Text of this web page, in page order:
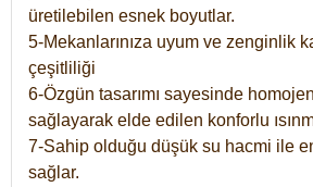
üretilebilen esnek boyutlar.
5-Mekanlarınıza uyum ve zenginlik
çeşitliliği
6-Özgün tasarımı sayesinde homojen
sağlayarak elde edilen konforlu
7-Sahip olduğu düşük su hacmi ile
sağlar.